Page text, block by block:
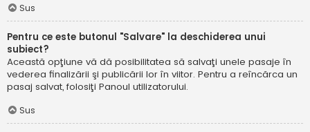
Sus
Pentru ce este butonul "Salvare" la deschiderea unui
subiect?
Această opţiune vă dă posibilitatea să salvaţi unele pasaje în
vederea finalizării şi publicării lor în viitor. Pentru a reîncărca un
pasaj salvat, folosiţi Panoul utilizatorului.
Sus